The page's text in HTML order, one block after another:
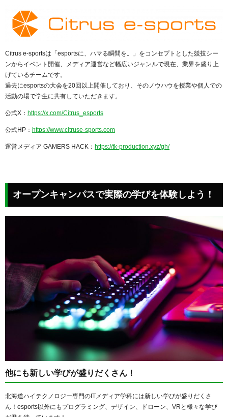
Citrus e-sportsは「esportsに、ハマる瞬間を。」をコンセプトとした競技シー
ンからイベント開催、メディア運営など幅広いジャンルで現在、業界を盛り上
げているチームです。
過去にesportsの大会を20回以上開催しており、そのノウハウを授業や個人での
活動の場で学生に共有していただきます。
公式X： https://x.com/Citrus_esports
公式HP： https://www.citruse-sports.com
運営メディア GAMERS HACK： https://tk-production.xyz/gh/
オープンキャンパスで実際の学びを体験しよう！
他にも新しい学びが盛りだくさん！
北海道ハイテクノロジー専門のITメディア学科には新しい学びが盛りだくさ
ん！esports以外にもプログラミング、デザイン、ドローン、VRと様々な学び